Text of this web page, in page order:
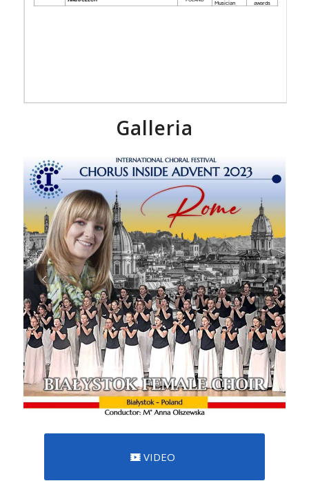
Galleria
VIDEO